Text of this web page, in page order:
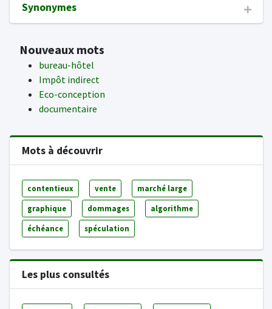
Synonymes
Nouveaux mots
bureau-hôtel
Impôt indirect
Eco-conception
documentaire
Mots à découvrir
contentieux vente marché large
graphique dommages algorithme
échéance spéculation
Les plus consultés